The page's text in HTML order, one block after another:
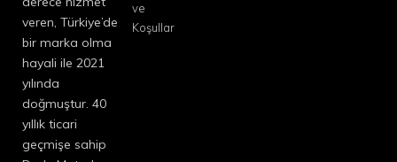
veren, Türkiye’de
bir marka olma
hayali ile 2021
yılında
doğmuştur. 40
yıllık ticari
geçmişe sahip
ve
Koşullar